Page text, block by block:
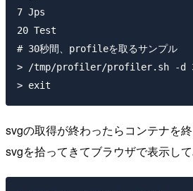
7 Jps
20 Test
# 30秒間、profileを取るサンプル
> /tmp/profiler/profiler.sh -d
svgの取得が終わったらコンテナを
svgを拾ってきてブラウザで表示して